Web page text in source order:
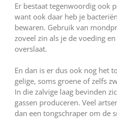
Er bestaat tegenwoordig ook
want ook daar heb je
bewaren. Gebruik van
zoveel zin als je de voeding
overslaat.
En dan is er dus ook nog het
gelige, soms groene of zelfs
In die zalvige laag bevinden
gassen produceren. Veel
dan een tongschraper om de